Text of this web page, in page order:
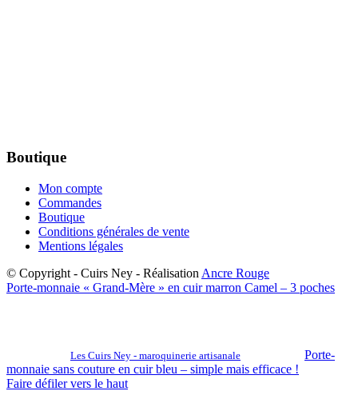
Boutique
Mon compte
Commandes
Boutique
Conditions générales de vente
Mentions légales
© Copyright - Cuirs Ney - Réalisation Ancre Rouge
Porte-monnaie « Grand-Mère » en cuir marron Camel – 3 poches
Les Cuirs Ney - maroquinerie artisanale
Porte-
monnaie sans couture en cuir bleu – simple mais efficace !
Faire défiler vers le haut